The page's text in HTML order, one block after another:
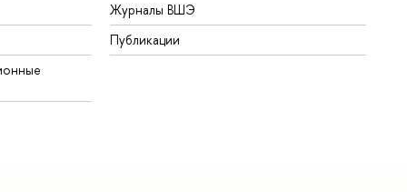
Журналы ВШЭ
Публикации